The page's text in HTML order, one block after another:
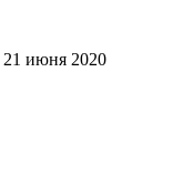
21 июня 2020